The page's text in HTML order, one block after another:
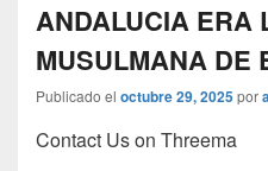
ANDALUCIA ERA
MUSULMANA DE
Publicado el octubre 29, 2025por
Contact Us on Threema